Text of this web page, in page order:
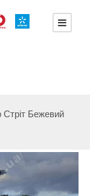
Стріт Бежевий